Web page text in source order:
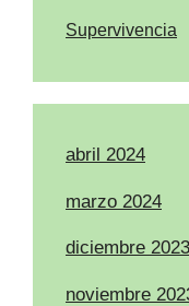
Supervivencia
abril 2024
marzo 2024
diciembre 2023
noviembre